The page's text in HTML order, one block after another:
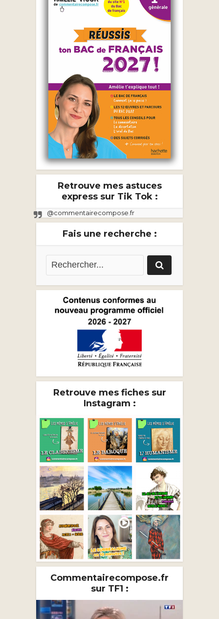
Retrouve mes astuces
express sur Tik Tok :
@commentairecompose.fr
Fais une recherche :
Retrouve mes fiches sur
Instagram :
Commentairecompose.fr
sur TF1 :